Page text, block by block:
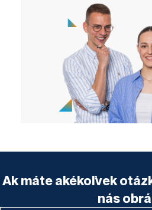
Ak máte akékoľvek
nás